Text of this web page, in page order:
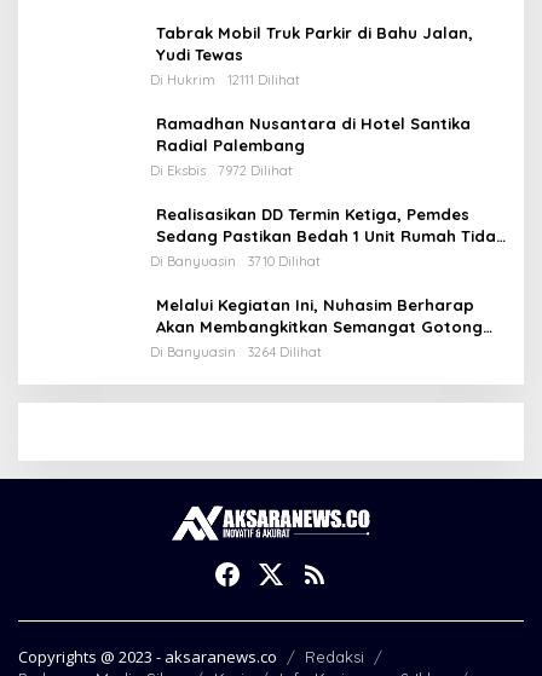
Tabrak Mobil Truk Parkir di Bahu Jalan,
Yudi Tewas
Di Hukrim 12111 Dilihat
Ramadhan Nusantara di Hotel Santika
Radial Palembang
Di Eksbis 7972 Dilihat
Realisasikan DD Termin Ketiga, Pemdes
Sedang Pastikan Bedah 1 Unit Rumah Tidak
Layak Huni
Di Banyuasin 3710 Dilihat
Melalui Kegiatan Ini, Nuhasim Berharap
Akan Membangkitkan Semangat Gotong
Royong Masyarakat
Di Banyuasin 3264 Dilihat
Copyrights @ 2023 - aksaranews.co
Redaksi